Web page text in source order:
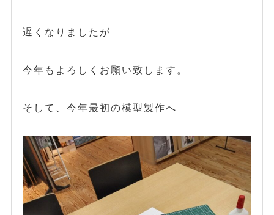
遅くなりましたが
今年もよろしくお願い致します。
そして、今年最初の模型製作へ